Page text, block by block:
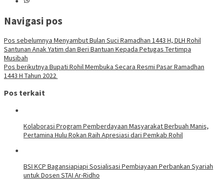
Navigasi pos
Pos sebelumnya Menyambut Bulan Suci Ramadhan 1443 H, DLH Rohil
Santunan Anak Yatim dan Beri Bantuan Kepada Petugas Tertimpa
Musibah
Pos berikutnya Bupati Rohil Membuka Secara Resmi Pasar Ramadhan
1443 H Tahun 2022
Pos terkait
Kolaborasi Program Pemberdayaan Masyarakat Berbuah Manis,
Pertamina Hulu Rokan Raih Apresiasi dari Pemkab Rohil
BSI KCP Bagansiapiapi Sosialisasi Pembiayaan Perbankan Syariah
untuk Dosen STAI Ar-Ridho